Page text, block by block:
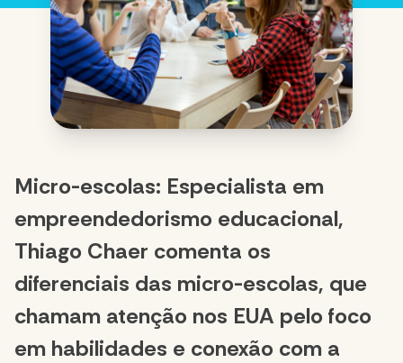
Micro-escolas: Especialista em
empreendedorismo educacional,
Thiago Chaer comenta os
diferenciais das micro-escolas, que
chamam atenção nos EUA pelo foco
em habilidades e conexão com a